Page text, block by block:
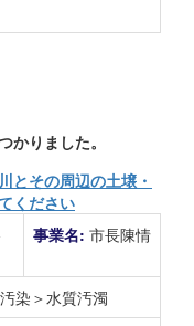
かりました。
とその周辺の土壌・
ください
事業名: 市長陳情
染＞水質汚濁